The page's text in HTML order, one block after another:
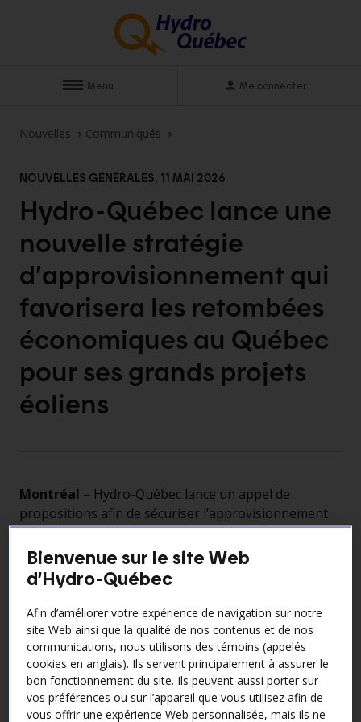
Menu Me connecter
Nouvelles Communiqués
NOUVELLES GÉNÉRALES, 11 MAI 2026
Hydro-Québec lance une
nouvelle stratégie
d’approvisionnement qui
favorisera les retombées
économiques au Québec
pour ses grands projets
éoliens
Montréal – Hydro-Québec lance un appel de
propositions afin de sécuriser l’approvisionnement
en éoliennes nécessaires à la réalisation de ses
projets éoliens structurants, développés en
partenariat avec les MRC et les Premières Nations. Il
s’agit d’une occasion d’accroître la participation des
entreprises québécoises à la chaîne
d’approvisionnement mondiale des fabricants
d’éoliennes.
Cette démarche s’inscrit dans le déploiement de la
Stratégie de développement éolienet vise à sécuriser
l’accès aux équipements stratégiques nécessaires
Bienvenue sur le site Web
d’Hydro-Québec
Afin d’améliorer votre expérience de navigation sur notre
site Web ainsi que la qualité de nos contenus et de nos
communications, nous utilisons des témoins (appelés
cookies en anglais). Ils servent principalement à assurer le
bon fonctionnement du site. Ils peuvent aussi porter sur
vos préférences ou sur l’appareil que vous utilisez afin de
vous offrir une expérience Web personnalisée, mais ils ne